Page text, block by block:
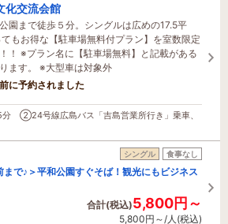
化交流会館
園まで徒歩５分。シングルは広めの17.5平
もお得な【駐車場無料付プラン】を室数限定
！ ※プラン名に【駐車場無料】と記載がある
ます。 ※大型車は対象外
に予約されました
②24号線広島バス「吉島営業所行き」乗車、
シングル 食事なし
まで♪＞平和公園すぐそば！観光にもビジネス
合計(税込)5,800円～
5,800円～/人(税込)